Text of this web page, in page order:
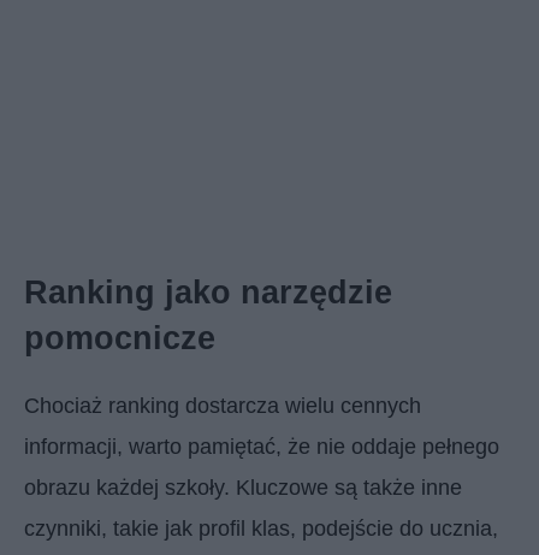
Ranking jako narzędzie
pomocnicze
Chociaż ranking dostarcza wielu cennych
informacji, warto pamiętać, że nie oddaje pełnego
obrazu każdej szkoły. Kluczowe są także inne
czynniki, takie jak profil klas, podejście do ucznia,